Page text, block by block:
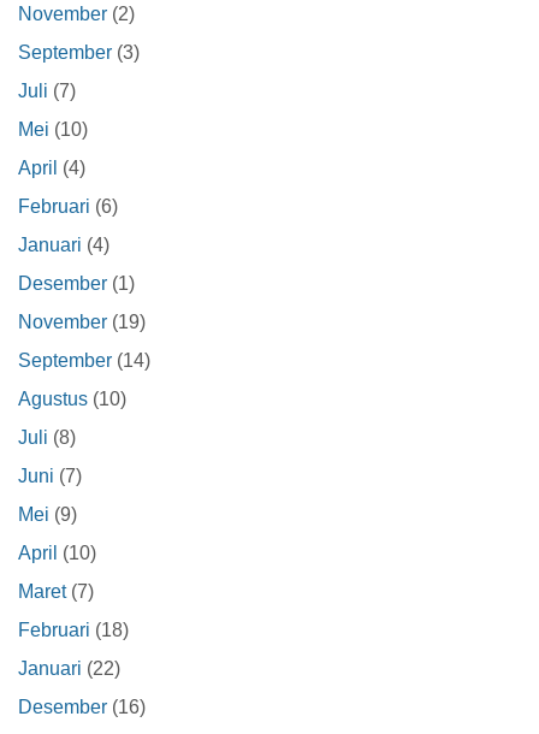
November (2)
September (3)
Juli (7)
Mei (10)
April (4)
Februari (6)
Januari (4)
Desember (1)
November (19)
September (14)
Agustus (10)
Juli (8)
Juni (7)
Mei (9)
April (10)
Maret(7)
Februari (18)
Januari (22)
Desember (16)